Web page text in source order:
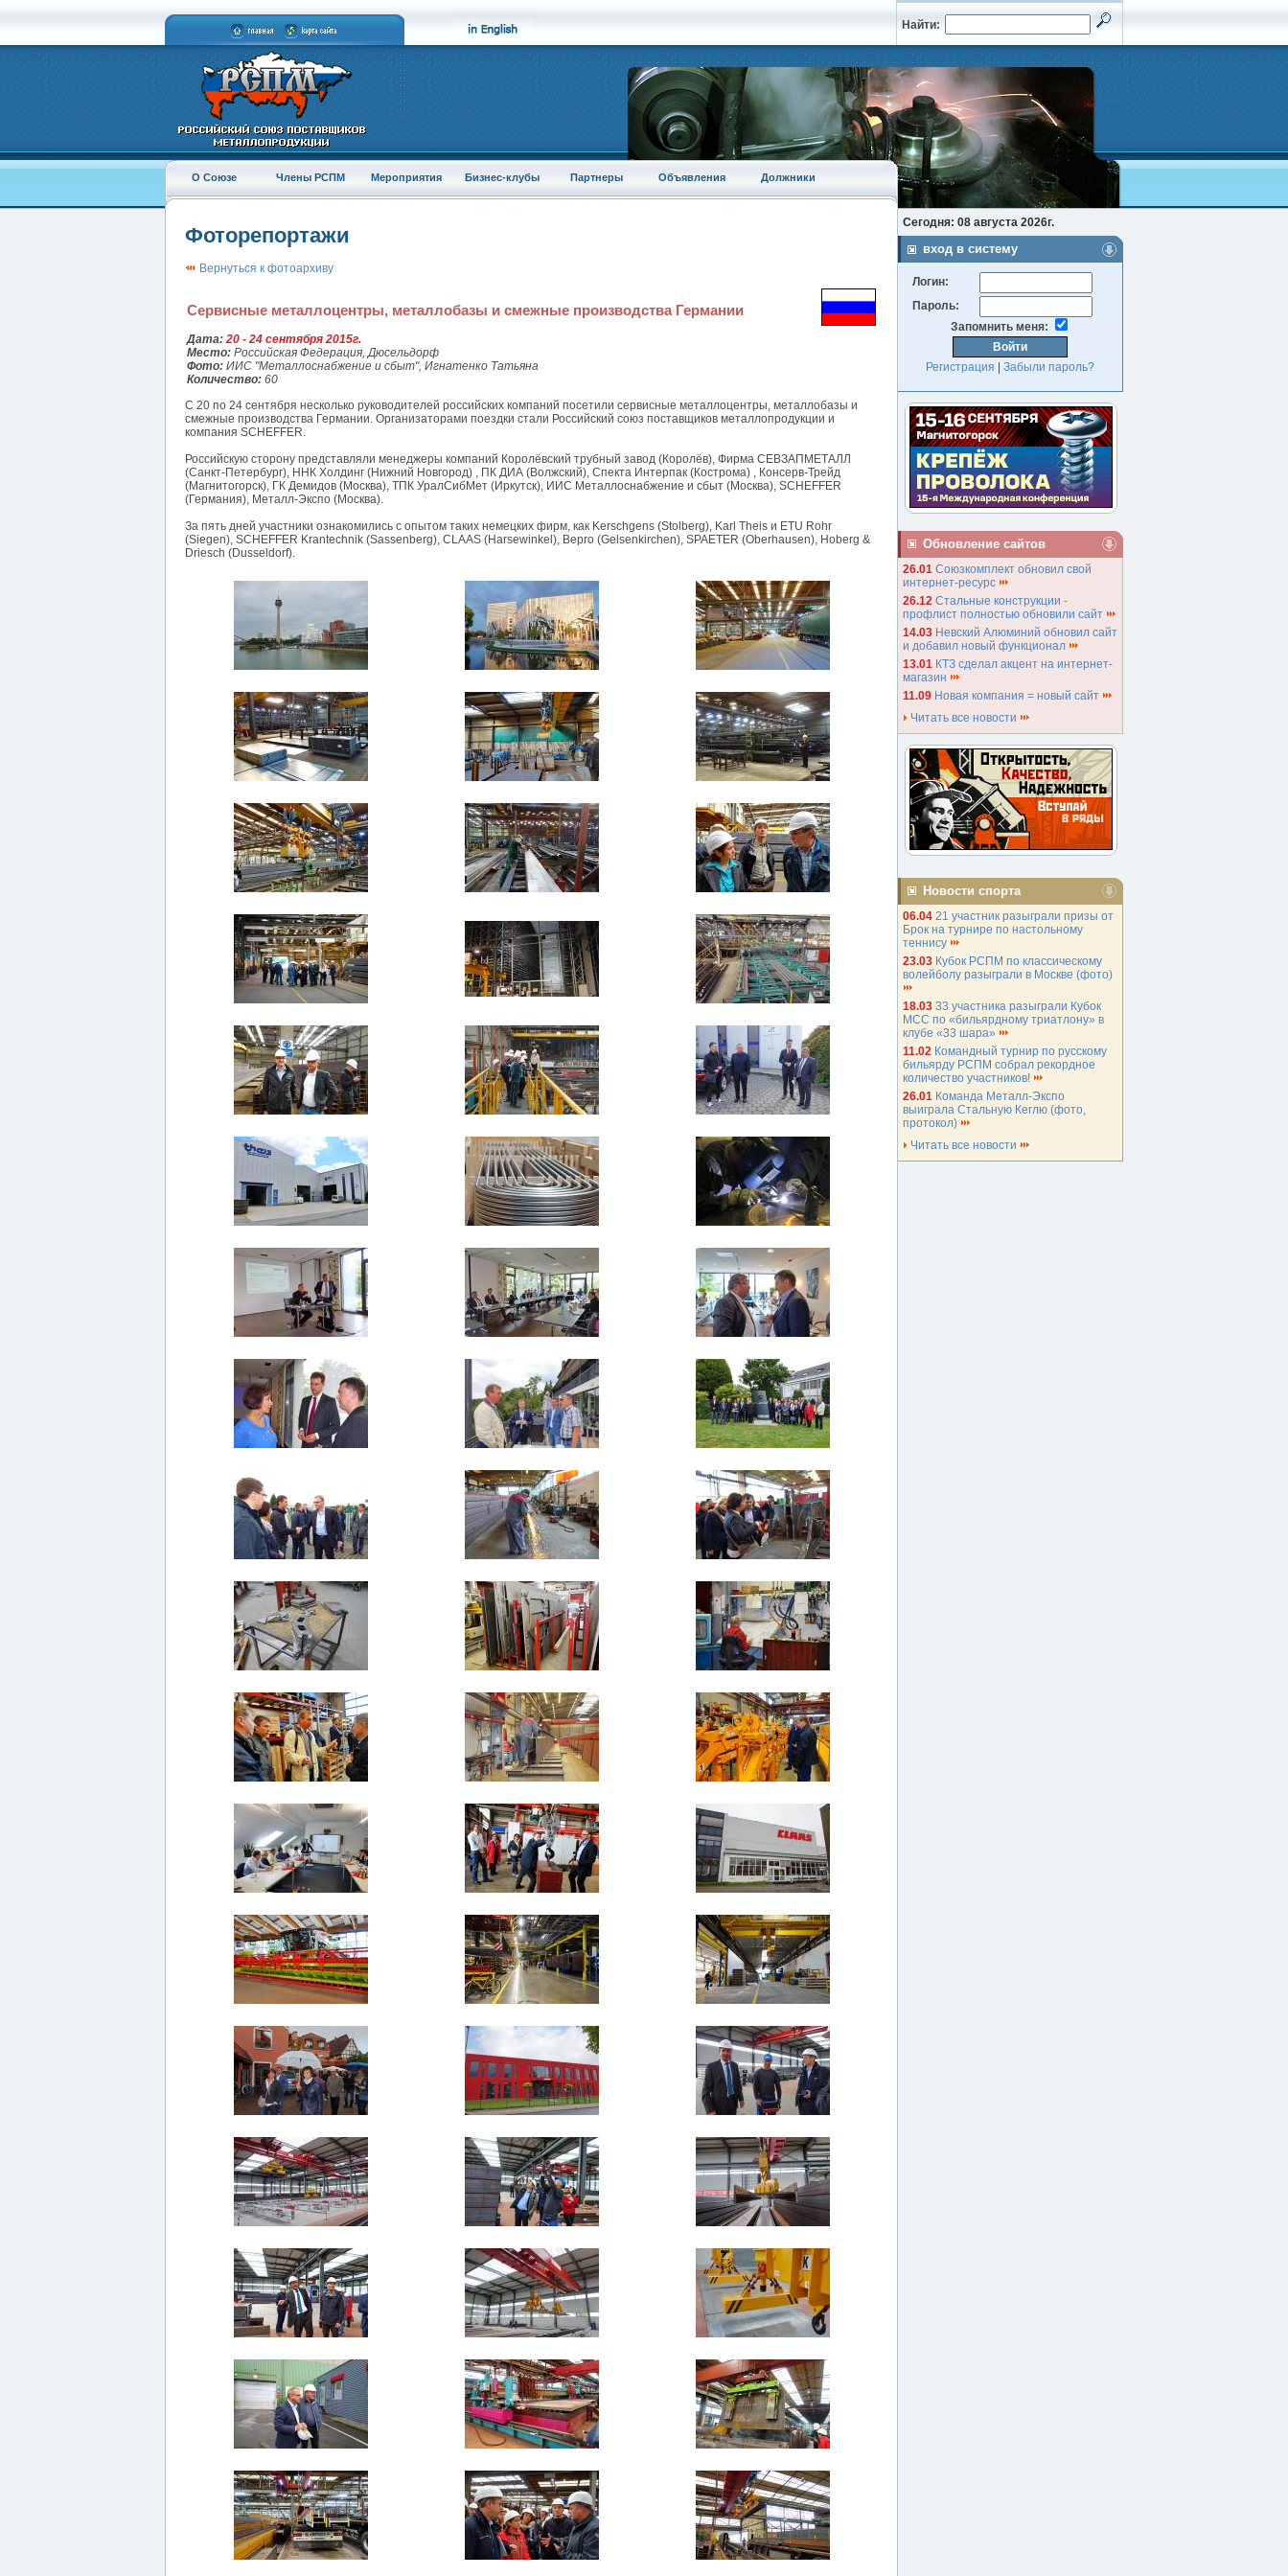
Найти:
О Союзе Члены РСПМ Мероприятия Бизнес-клубы Партнеры Объявления Должники
Фоторепортажи
Вернуться к фотоархиву
Cервисные металлоцентры, металлобазы и смежные производства Германии
Дата: 20 - 24 сентября 2015г.
Место: Российская Федерация, Дюсельдорф
Фото: ИИС "Металлоснабжение и сбыт", Игнатенко Татьяна
Количество: 60
С 20 по 24 сентября несколько руководителей российских компаний посетили сервисные металлоцентры, металлобазы и
смежные производства Германии. Организаторами поездки стали Российский союз поставщиков металлопродукции и
компания SCHEFFER.
Российскую сторону представляли менеджеры компаний Королёвский трубный завод (Королёв), Фирма СЕВЗАПМЕТАЛЛ
(Санкт-Петербург), ННК Холдинг (Нижний Новгород) , ПК ДИА (Волжский), Спекта Интерпак (Кострома) , Консерв-Трейд
(Магнитогорск), ГК Демидов (Москва), ТПК УралСибМет (Иркутск), ИИС Металлоснабжение и сбыт (Москва), SCHEFFER
(Германия), Металл-Экспо (Москва).
За пять дней участники ознакомились с опытом таких немецких фирм, как Kerschgens (Stolberg), Karl Theis и ETU Rohr
(Siegen), SCHEFFER Krantechnik (Sassenberg), CLAAS (Harsewinkel), Bepro (Gelsenkirchen), SPAETER (Oberhausen), Hoberg &
Driesch (Dusseldorf).
Сегодня: 08 августа 2026г.
вход в систему
Логин:
Пароль:
Запомнить меня:
Регистрация Забыли пароль?
Обновление сайтов
26.01 Союзкомплект обновил свой
интернет-ресурс
26.12 Стальные конструкции -
профлист полностью обновили сайт
14.03 Невский Алюминий обновил сайт
и добавил новый функционал
13.01 КТЗ сделал акцент на интернет-
магазин
11.09 Новая компания = новый сайт
Читать все новости
Новости спорта
06.04 21 участник разыграли призы от
Брок на турнире по настольному
теннису
23.03 Кубок РСПМ по классическому
волейболу разыграли в Москве (фото)
18.03 33 участника разыграли Кубок
МСС по «бильярдному триатлону» в
клубе «33 шара»
11.02 Командный турнир по русскому
бильярду РСПМ собрал рекордное
количество участников!
26.01 Команда Металл-Экспо
выиграла Стальную Кеглю (фото,
протокол)
Читать все новости